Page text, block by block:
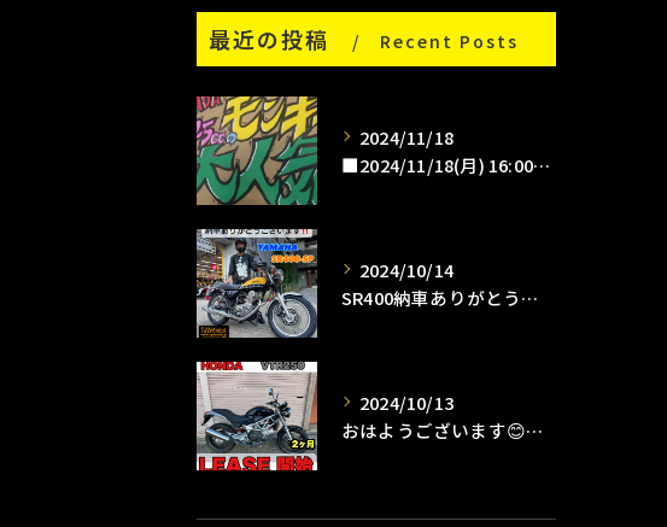
最近の投稿 Recent Posts
2024/11/18
■2024/11/18(月) 16:00pm
2024/10/14
SR400納車ありがとうございます😊
2024/10/13
おはようございます😊タイガーオートインスタクラブです🛵